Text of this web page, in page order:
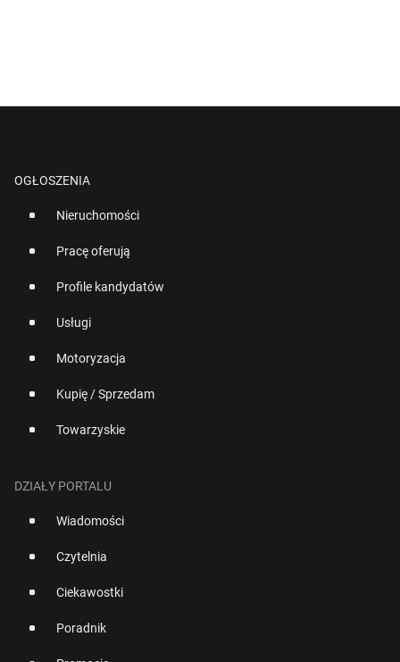
OGŁOSZENIA
Nieruchomości
Pracę oferują
Profile kandydatów
Usługi
Motoryzacja
Kupię / Sprzedam
Towarzyskie
DZIAŁY PORTALU
Wiadomości
Czytelnia
Ciekawostki
Poradnik